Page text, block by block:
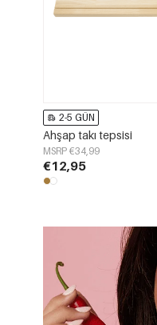
2-5 GÜN
Ahşap takı tepsisi
MSRP €34,99
€12,95